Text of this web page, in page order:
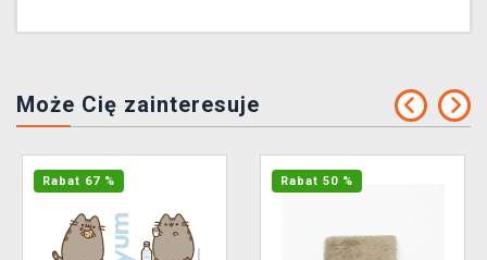
Może Cię zainteresuje
Rabat 67 % Rabat 50 %